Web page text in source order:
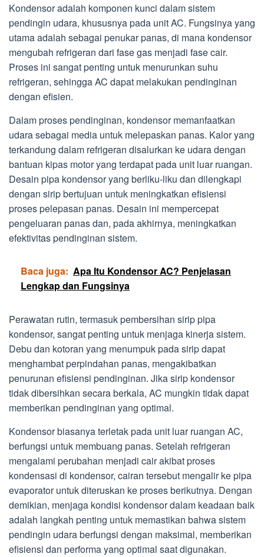
Kondensor adalah komponen kunci dalam sistem
pendingin udara, khususnya pada unit AC. Fungsinya yang
utama adalah sebagai penukar panas, di mana kondensor
mengubah refrigeran dari fase gas menjadi fase cair.
Proses ini sangat penting untuk menurunkan suhu
refrigeran, sehingga AC dapat melakukan pendinginan
dengan efisien.
Dalam proses pendinginan, kondensor memanfaatkan
udara sebagai media untuk melepaskan panas. Kalor yang
terkandung dalam refrigeran disalurkan ke udara dengan
bantuan kipas motor yang terdapat pada unit luar ruangan.
Desain pipa kondensor yang berliku-liku dan dilengkapi
dengan sirip bertujuan untuk meningkatkan efisiensi
proses pelepasan panas. Desain ini mempercepat
pengeluaran panas dan, pada akhirnya, meningkatkan
efektivitas pendinginan sistem.
Baca juga: Apa Itu Kondensor AC? Penjelasan
Lengkap dan Fungsinya
Perawatan rutin, termasuk pembersihan sirip pipa
kondensor, sangat penting untuk menjaga kinerja sistem.
Debu dan kotoran yang menumpuk pada sirip dapat
menghambat perpindahan panas, mengakibatkan
penurunan efisiensi pendinginan. Jika sirip kondensor
tidak dibersihkan secara berkala, AC mungkin tidak dapat
memberikan pendinginan yang optimal.
Kondensor biasanya terletak pada unit luar ruangan AC,
berfungsi untuk membuang panas. Setelah refrigeran
mengalami perubahan menjadi cair akibat proses
kondensasi di kondensor, cairan tersebut mengalir ke pipa
evaporator untuk diteruskan ke proses berikutnya. Dengan
demikian, menjaga kondisi kondensor dalam keadaan baik
adalah langkah penting untuk memastikan bahwa sistem
pendingin udara berfungsi dengan maksimal, memberikan
efisiensi dan performa yang optimal saat digunakan.